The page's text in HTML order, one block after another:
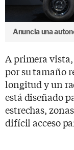
Anuncia una
A primera vista,
por su tamaño
longitud y un
está diseñado
estrechas,
difícil acceso